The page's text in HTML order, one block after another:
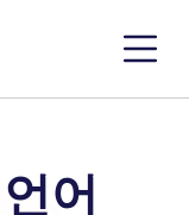
어